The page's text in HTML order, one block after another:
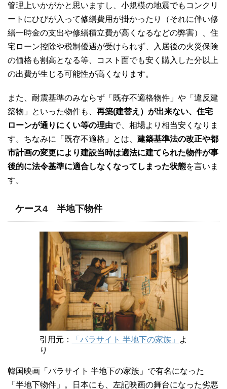
管理上いかがかと思いますし、小規模の地震でもコンクリ
ートにひびが入って修繕費用が掛かったり（それに伴い修
繕一時金の支出や修繕積立費が高くなるなどの弊害）、住
宅ローン控除や税制優遇が受けられず、入居後の火災保険
の価格も割高となる等、コスト面でも安く購入した分以上
の出費が生じる可能性が高くなります。
また、耐震基準のみならず「既存不適格物件」や「違反建
築物」といった物件も、 再築(建替え）が出来ない、住宅
ローンが通りにくい等の理由で、相場より相当安くなりま
す。ちなみに「既存不適格」とは、 建築基準法の改正や都
市計画の変更により建設当時は適法に建てられた物件が事
後的に法令基準に適合しなくなってしまった状態を言いま
す。
ケース4 半地下物件
引用元： 「パラサイト 半地下の家族」
よ
り
韓国映画「パラサイト 半地下の家族」で有名になった
「半地下物件」。日本にも、左記映画の舞台になった劣悪